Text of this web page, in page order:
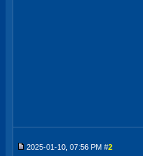
2025-01-10, 07:56 PM #2